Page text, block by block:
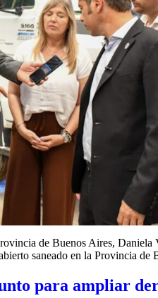
de Buenos Aires,
saneado en la Provincia
para ampliar